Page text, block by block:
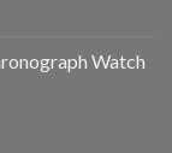
Watch